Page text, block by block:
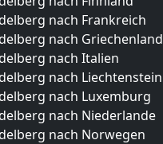
nach Frankreich
nach Griechenland
nach Italien
nach Liechtenstein
nach Luxemburg
nach Niederlande
nach Norwegen